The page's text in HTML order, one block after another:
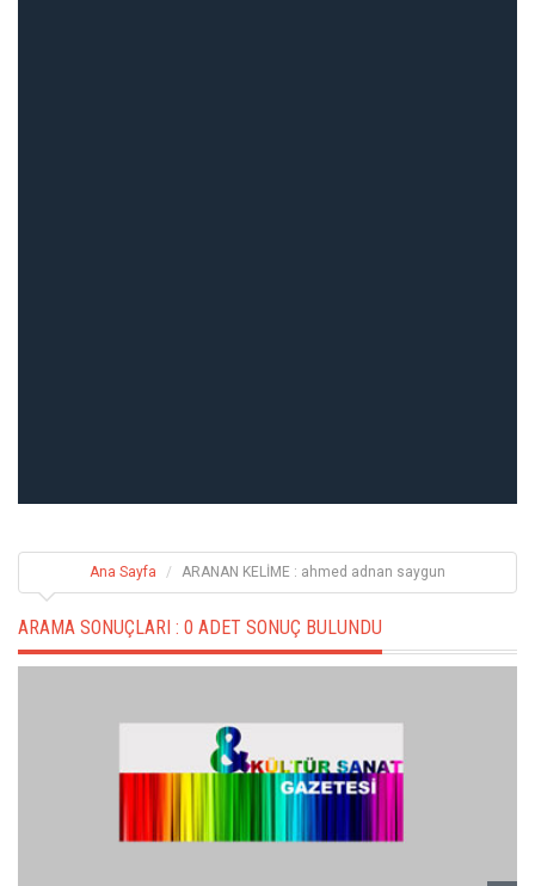
Ana Sayfa ARANAN KELİME : ahmed adnan saygun
ARAMA SONUÇLARI : 0 ADET SONUÇ BULUNDU